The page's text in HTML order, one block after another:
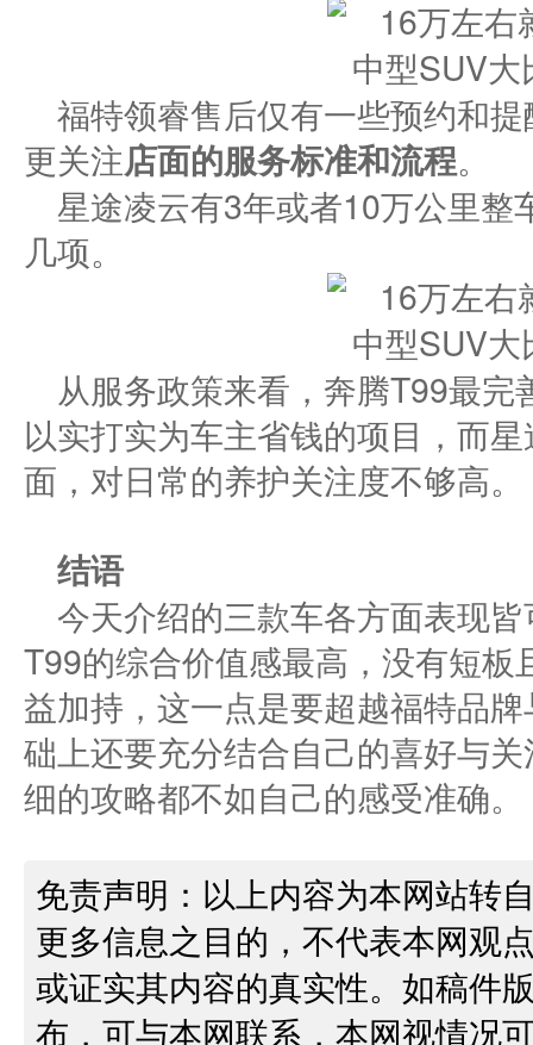
福特领睿售后仅有一些预约和
更关注店面的服务标准和流程。
星途凌云有3年或者10万公里
几项。
从服务政策来看，奔腾T99最
以实打实为车主省钱的项目，而
面，对日常的养护关注度不够高。
结语
今天介绍的三款车各方面表现
T99的综合价值感最高，没有短
益加持，这一点是要超越福特品
础上还要充分结合自己的喜好与
细的攻略都不如自己的感受准确。
免责声明：以上内容为本网站转
更多信息之目的，不代表本网观
或证实其内容的真实性。如稿件
布，可与本网联系，本网视情况